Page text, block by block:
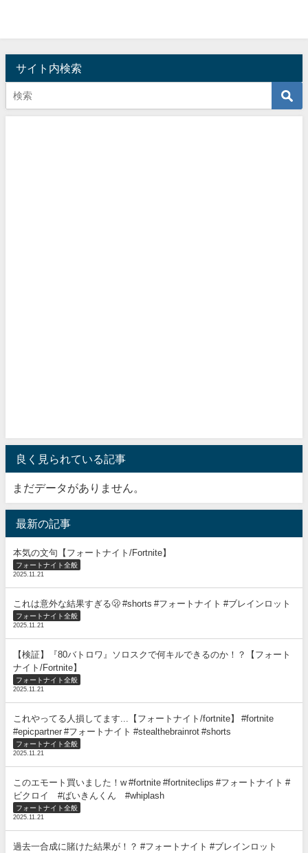
サイト内検索
良く見られている記事
まだデータがありません。
最新の記事
本気の文句【フォートナイト/Fortnite】
フォートナイト全般
2025.11.21
これは意外な結果すぎる🫢 #shorts #フォートナイト #ブレインロット
フォートナイト全般
2025.11.21
【検証】『80バトロワ』ソロスクで何キルできるのか！？【フォート
ナイト/Fortnite】
フォートナイト全般
2025.11.21
これやってる人損してます...【フォートナイト/fortnite】 #fortnite
#epicpartner #フォートナイト #stealthebrainrot #shorts
フォートナイト全般
2025.11.21
このエモート買いました！w #fortnite #fortniteclips #フォートナイト #
ビクロイ #ばいきんくん #whiplash
フォートナイト全般
2025.11.21
過去一合成に賭けた結果が！？ #フォートナイト #ブレインロット